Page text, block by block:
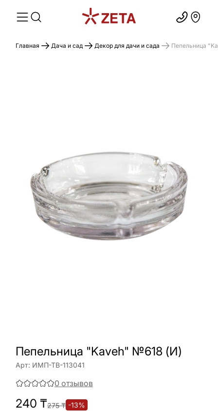
Главная Дача и сад Декор для дачи и сада Пепельница
Пепельница "Kaveh" №618 (И)
Арт: ИМП-ТВ-113041
0 отзывов
240 ₸275₸ -13%